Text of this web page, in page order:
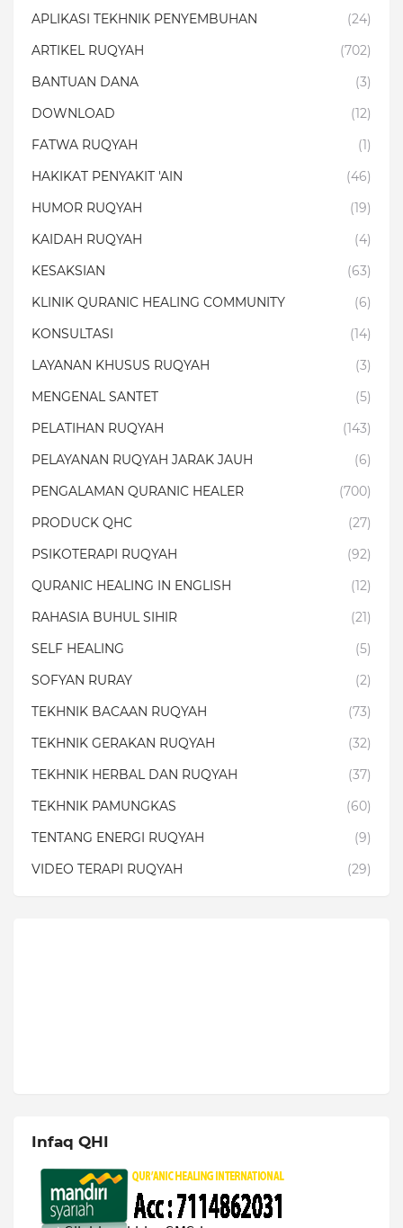
APLIKASI TEKHNIK PENYEMBUHAN
(24)
ARTIKEL RUQYAH
(702)
BANTUAN DANA
(3)
DOWNLOAD
(12)
FATWA RUQYAH
(1)
HAKIKAT PENYAKIT 'AIN
(46)
HUMOR RUQYAH
(19)
KAIDAH RUQYAH
(4)
KESAKSIAN
(63)
KLINIK QURANIC HEALING COMMUNITY
(6)
KONSULTASI
(14)
LAYANAN KHUSUS RUQYAH
(3)
MENGENAL SANTET
(5)
PELATIHAN RUQYAH
(143)
PELAYANAN RUQYAH JARAK JAUH
(6)
PENGALAMAN QURANIC HEALER
(700)
PRODUCK QHC
(27)
PSIKOTERAPI RUQYAH
(92)
QURANIC HEALING IN ENGLISH
(12)
RAHASIA BUHUL SIHIR
(21)
SELF HEALING
(5)
SOFYAN RURAY
(2)
TEKHNIK BACAAN RUQYAH
(73)
TEKHNIK GERAKAN RUQYAH
(32)
TEKHNIK HERBAL DAN RUQYAH
(37)
TEKHNIK PAMUNGKAS
(60)
TENTANG ENERGI RUQYAH
(9)
VIDEO TERAPI RUQYAH
(29)
Infaq QHI